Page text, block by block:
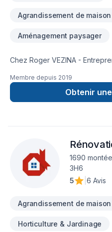
Agrandissement de maison
Aménagement paysager
Chez Roger VEZINA -
Agrandissement, Balcon,
Cuisine, Entretien paysager,
Garage, Patio, Pavé uni,
Ontario,Outaouais. Nous
et l'efficacité pour bâtir des
clients. Nous sommes
pour concrétiser votre projet.
Membre depuis 2019
Obtenir
1690
3H6
5
6 Avis
Agrandissement de maison
Horticulture & Jardinage